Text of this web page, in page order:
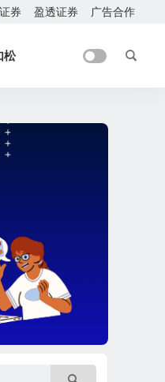
券 盈透证券 广告合作
松